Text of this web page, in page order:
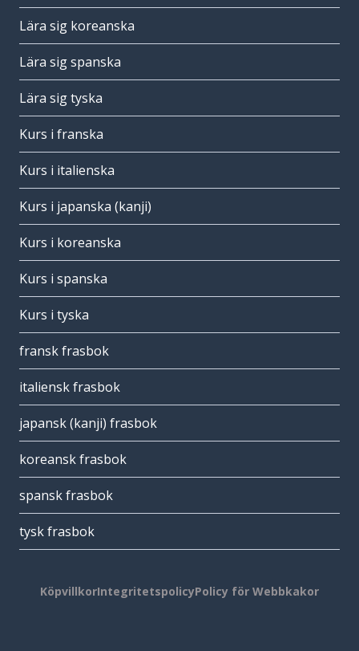
Lära sig koreanska
Lära sig spanska
Lära sig tyska
Kurs i franska
Kurs i italienska
Kurs i japanska (kanji)
Kurs i koreanska
Kurs i spanska
Kurs i tyska
fransk frasbok
italiensk frasbok
japansk (kanji) frasbok
koreansk frasbok
spansk frasbok
tysk frasbok
KöpvillkorIntegritetspolicyPolicy för Webbkakor